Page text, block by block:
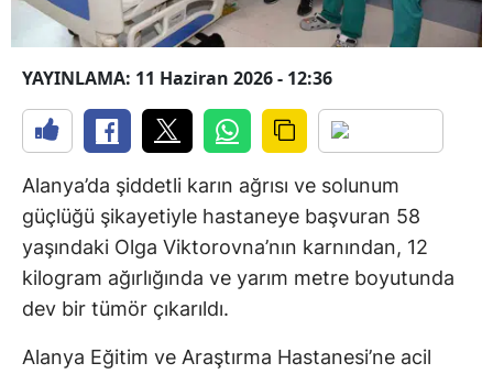
YAYINLAMA: 11 Haziran 2026 - 12:36
Alanya’da şiddetli karın ağrısı ve solunum
güçlüğü şikayetiyle hastaneye başvuran 58
yaşındaki Olga Viktorovna’nın karnından, 12
kilogram ağırlığında ve yarım metre boyutunda
dev bir tümör çıkarıldı.
Alanya Eğitim ve Araştırma Hastanesi’ne acil